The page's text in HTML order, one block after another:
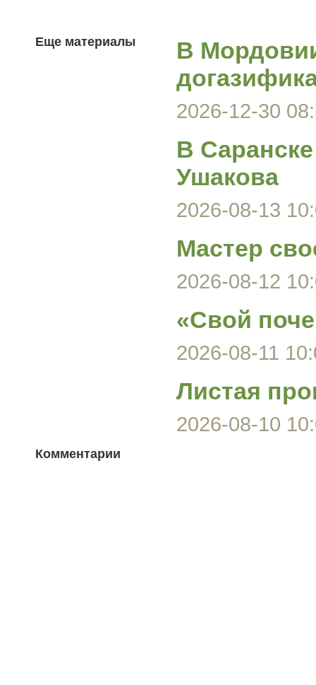
Еще материалы
В
2026-12-30
В
Ушакова
2026-08-13
Мастер
2026-08-12
«Свой
2026-08-11
Листая
2026-08-10
Комментарии